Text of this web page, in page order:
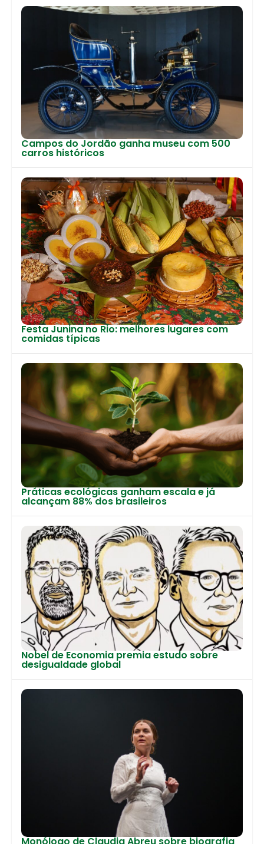
Campos do Jordão ganha museu com 500
carros históricos
Festa Junina no Rio: melhores lugares com
comidas típicas
Práticas ecológicas ganham escala e já
alcançam 88% dos brasileiros
Nobel de Economia premia estudo sobre
desigualdade global
Monólogo de Claudia Abreu sobre biografia